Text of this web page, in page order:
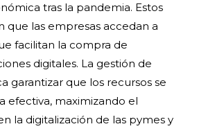
tras la pandemia. Estos
que las empresas accedan a
facilitan la compra de
digitales. La gestión de
garantizar que los recursos se
efectiva, maximizando el
la digitalización de las pymes y